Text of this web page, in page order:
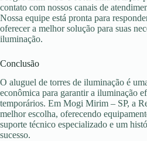
contato com nossos canais de
Nossa equipe está pronta para
oferecer a melhor solução para suas
iluminação.
Conclusão
O aluguel de torres de iluminação é
econômica para garantir a iluminação
temporários. Em Mogi Mirim – SP, a
melhor escolha, oferecendo
suporte técnico especializado e um
sucesso.